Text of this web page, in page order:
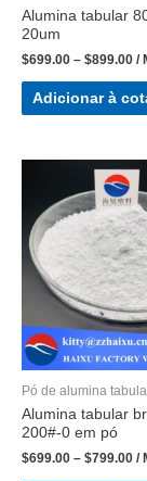
Alumina tabular
20um
$699.00 – $899.00 /
Adicionar à
Pó de alumina
Alumina tabular
200#-0 em pó
$699.00 – $799.00 /